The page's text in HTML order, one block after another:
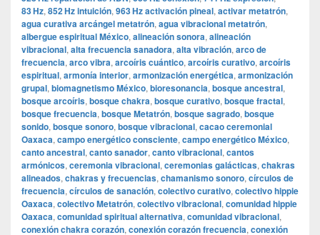
83 Hz, 852 Hz intuición, 963 Hz activación pineal, activar metatrón,
agua curativa arcángel metatrón, agua vibracional metatrón,
albergue espiritual México, alineación sonora, alineación
vibracional, alta frecuencia sanadora, alta vibración, arco de
frecuencia, arco vibra, arcoíris cuántico, arcoíris curativo, arcoíris
espiritual, armonía interior, armonización energética, armonización
grupal, biomagnetismo México, bioresonancia, bosque ancestral,
bosque arcoíris, bosque chakra, bosque curativo, bosque fractal,
bosque frecuencia, bosque Metatrón, bosque sagrado, bosque
sonido, bosque sonoro, bosque vibracional, cacao ceremonial
Oaxaca, campo energético consciente, campo energético México,
canto ancestral, canto sanador, canto vibracional, cantos
armónicos, ceremonia vibracional, ceremonias galácticas, chakras
alineados, chakras y frecuencias, chamanismo sonoro, círculos de
frecuencia, círculos de sanación, colectivo curativo, colectivo hippie
Oaxaca, colectivo Metatrón, colectivo vibracional, comunidad hippie
Oaxaca, comunidad spiritual alternativa, comunidad vibracional,
conexión chakra corazón, conexión corazón frecuencia, conexión